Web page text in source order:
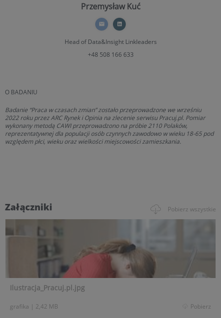
Przemysław Kuć
Head of Data&InsightLinkleaders
+48 508 166 633
O BADANIU
Badanie “Praca w czasach zmian” zostało przeprowadzone we wrześniu
2022 roku przez ARC Rynek i Opinia na zlecenie serwisu Pracuj.pl. Pomiar
wykonany metodą CAWI przeprowadzono na próbie 2110 Polaków,
reprezentatywnej dla populacji osób czynnych zawodowo w wieku 18-65 pod
względem płci, wieku oraz wielkości miejscowości zamieszkania.
Załączniki Pobierz wszystkie
Ilustracja_Pracuj.pl.jpg
grafika | 2,42 MB Pobierz